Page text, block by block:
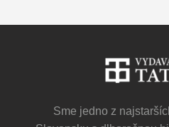
Sme jedno z